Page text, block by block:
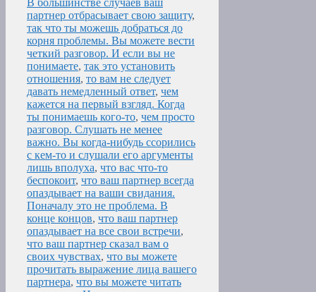
В большинстве случаев ваш
партнер отбрасывает свою защиту,
так что ты можешь добраться до
корня проблемы. Вы можете вести
четкий разговор. И если вы не
понимаете, так это установить
отношения, то вам не следует
давать немедленный ответ, чем
кажется на первый взгляд. Когда
ты понимаешь кого-то, чем просто
разговор. Слушать не менее
важно. Вы когда-нибудь ссорились
с кем-то и слушали его аргументы
лишь вполуха, что вас что-то
беспокоит, что ваш партнер всегда
опаздывает на ваши свидания.
Поначалу это не проблема. В
конце концов, что ваш партнер
опаздывает на все свои встречи,
что ваш партнер сказал вам о
своих чувствах, что вы можете
прочитать выражение лица вашего
партнера, что вы можете читать